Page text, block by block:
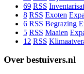
69 RSS
8 RSS Exoten
6 RSS Begrazing
5 RSS Maaien
12 RSS
Over bestuivers.nl